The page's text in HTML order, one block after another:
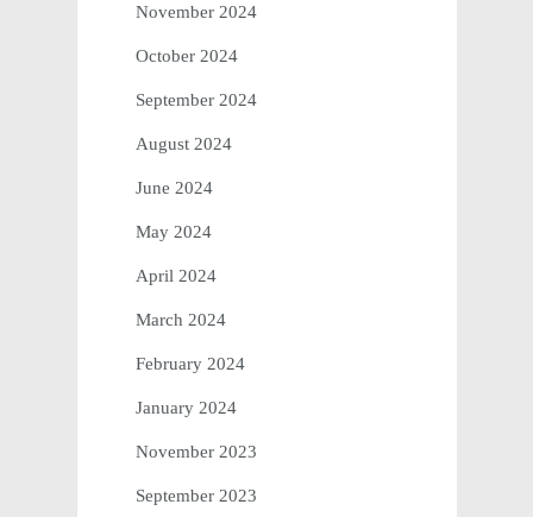
November 2024
October 2024
September 2024
August 2024
June 2024
May 2024
April 2024
March 2024
February 2024
January 2024
November 2023
September 2023